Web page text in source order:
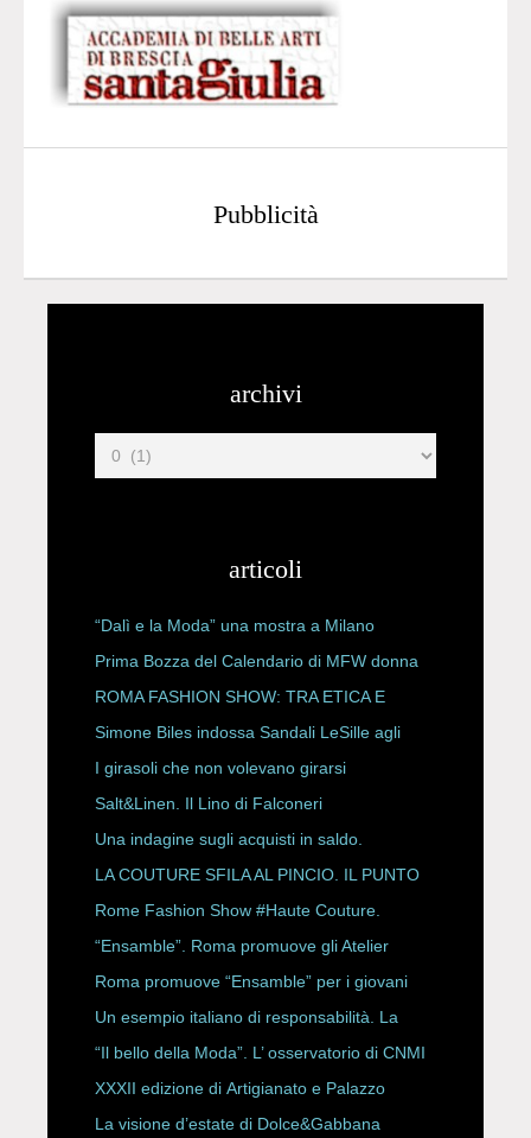
Pubblicità
archivi
articoli
“Dalì e la Moda” una mostra a Milano
Prima Bozza del Calendario di MFW donna
P/E 2027
ROMA FASHION SHOW: TRA ETICA E
HAUTE COUTURE
Simone Biles indossa Sandali LeSille agli
ESPY Awards 2026
I girasoli che non volevano girarsi
Salt&Linen. Il Lino di Falconeri
Una indagine sugli acquisti in saldo.
LA COUTURE SFILA AL PINCIO. IL PUNTO
CON ALESSANDRO ONORATO E
ROBERTA ANGELILLI
Rome Fashion Show #Haute Couture.
“Ensamble”. Roma promuove gli Atelier
Storici
Roma promuove “Ensamble” per i giovani
Un esempio italiano di responsabilità. La
Rete Slow Fiber
“Il bello della Moda”. L’ osservatorio di CNMI
XXXII edizione di Artigianato e Palazzo
La visione d’estate di Dolce&Gabbana